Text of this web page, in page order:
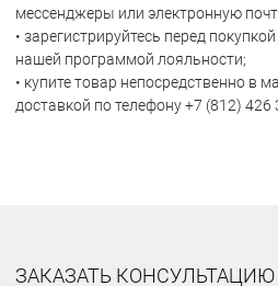
мессенджеры или электронную
• зарегистрируйтесь перед
нашей программой лояльности;
• купите товар непосредственно в
доставкой по телефону +7 (812) 426
ЗАКАЗАТЬ КОНСУЛЬТАЦИЮ